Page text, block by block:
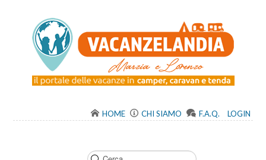
HOME CHI SIAMO F.A.Q. LOGIN